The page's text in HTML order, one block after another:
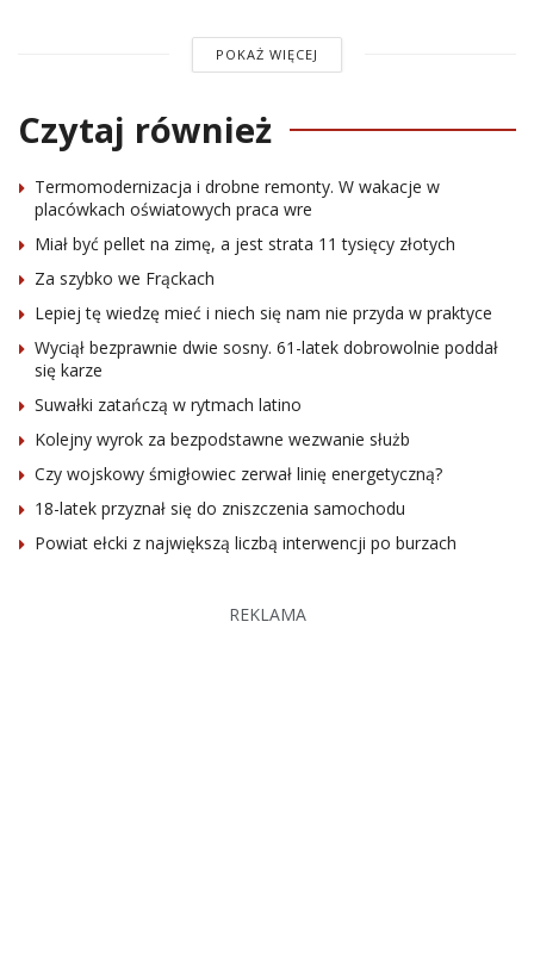
POKAŻ WIĘCEJ
Czytaj również
Termomodernizacja i drobne remonty. W wakacje w
placówkach oświatowych praca wre
Miał być pellet na zimę, a jest strata 11 tysięcy złotych
Za szybko we Frąckach
Lepiej tę wiedzę mieć i niech się nam nie przyda w praktyce
Wyciął bezprawnie dwie sosny. 61-latek dobrowolnie poddał
się karze
Suwałki zatańczą w rytmach latino
Kolejny wyrok za bezpodstawne wezwanie służb
Czy wojskowy śmigłowiec zerwał linię energetyczną?
18-latek przyznał się do zniszczenia samochodu
Powiat ełcki z największą liczbą interwencji po burzach
REKLAMA